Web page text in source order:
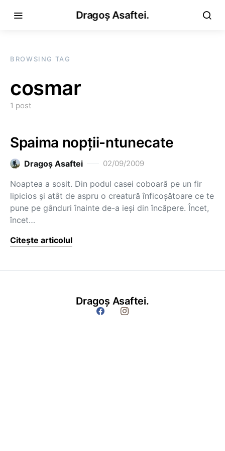
Dragoș Asaftei.
BROWSING TAG
cosmar
1 post
Spaima nopţii-ntunecate
Dragoş Asaftei 02/09/2009
Noaptea a sosit. Din podul casei coboară pe un fir
lipicios şi atât de aspru o creatură înficoşătoare ce te
pune pe gânduri înainte de-a ieşi din încăpere. Încet,
încet…
Citește articolul
Dragoș Asaftei.